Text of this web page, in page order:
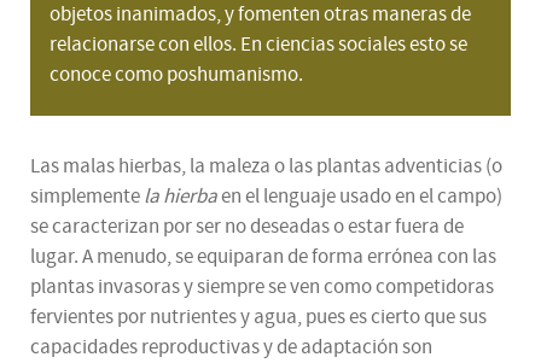
objetos inanimados, y fomenten otras maneras de
relacionarse con ellos. En ciencias sociales esto se
conoce como poshumanismo.
Las malas hierbas, la maleza o las plantas adventicias (o
simplementela hierbaen el lenguaje usado en el campo)
se caracterizan por ser no deseadas o estar fuera de
lugar. A menudo, se equiparan de forma errónea con las
plantas invasoras y siempre se ven como competidoras
fervientes por nutrientes y agua, pues es cierto que sus
capacidades reproductivas y de adaptación son